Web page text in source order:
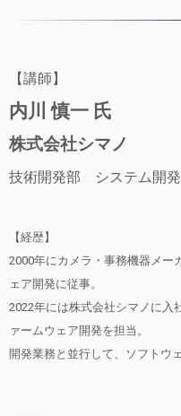
【講師】
内川 慎一 氏
株式会社シマノ
技術開発部 システム開
【経歴】
2000年にカメラ・事務機器メー
ェア開発に従事。
2022年には株式会社シマノに入
ァームウェア開発を担当。
開発業務と並行して、ソフトウ